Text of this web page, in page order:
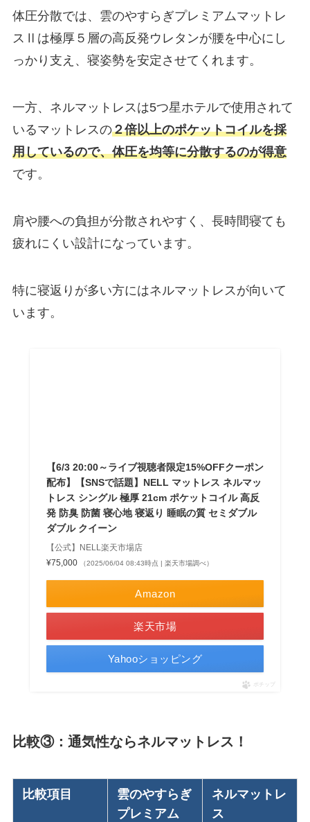
体圧分散では、雲のやすらぎプレミアムマットレ
スⅡは極厚５層の高反発ウレタンが腰を中心にし
っかり支え、寝姿勢を安定させてくれます。
一方、ネルマットレスは5つ星ホテルで使用されて
いるマットレスの２倍以上のポケットコイルを採
用しているので、体圧を均等に分散するのが得意
です。
肩や腰への負担が分散されやすく、長時間寝ても
疲れにくい設計になっています。
特に寝返りが多い方にはネルマットレスが向いて
います。
【6/3 20:00～ライブ視聴者限定15%OFFクーポン
配布】【SNSで話題】NELL マットレス ネルマッ
トレス シングル 極厚 21cm ポケットコイル 高反
発 防臭 防菌 寝心地 寝返り 睡眠の質 セミダブル
ダブル クイーン
【公式】NELL楽天市場店
¥75,000
（2025/06/04 08:43時点 | 楽天市場調べ）
Amazon
楽天市場
Yahooショッピング
ポチップ
比較③：通気性ならネルマットレス！
比較項目
雲のやすらぎ
プレミアム
ネルマットレ
ス